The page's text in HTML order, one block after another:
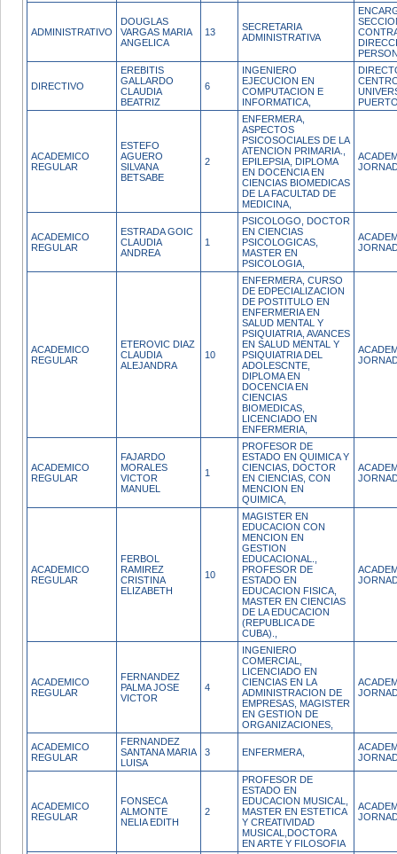
ADMINISTRATIVO
DOUGLAS
VARGAS MARIA
ANGELICA
13
SECRETARIA
ADMINISTRATIVA
DIRECTIVO
EREBITIS
GALLARDO
CLAUDIA
BEATRIZ
6
INGENIERO
EJECUCION EN
COMPUTACION E
INFORMATICA,
ACADEMICO
REGULAR
ESTEFO
AGUERO
SILVANA
BETSABE
2
ENFERMERA,
ASPECTOS
PSICOSOCIALES DE LA
ATENCION PRIMARIA.,
EPILEPSIA, DIPLOMA
EN DOCENCIA EN
CIENCIAS BIOMEDICAS
DE LA FACULTAD DE
MEDICINA,
ACADEMICO
REGULAR
ESTRADA GOIC
CLAUDIA
ANDREA
1
PSICOLOGO, DOCTOR
EN CIENCIAS
PSICOLOGICAS,
MASTER EN
PSICOLOGIA,
ACADEMICO
REGULAR
ETEROVIC DIAZ
CLAUDIA
ALEJANDRA
10
ENFERMERA, CURSO
DE EDPECIALIZACION
DE POSTITULO EN
ENFERMERIA EN
SALUD MENTAL Y
PSIQUIATRIA, AVANCES
EN SALUD MENTAL Y
PSIQUIATRIA DEL
ADOLESCNTE,
DIPLOMA EN
DOCENCIA EN
CIENCIAS
BIOMEDICAS,
LICENCIADO EN
ENFERMERIA,
ACADEMICO
REGULAR
FAJARDO
MORALES
VICTOR
MANUEL
1
PROFESOR DE
ESTADO EN QUIMICA Y
CIENCIAS, DOCTOR
EN CIENCIAS, CON
MENCION EN
QUIMICA,
ACADEMICO
REGULAR
FERBOL
RAMIREZ
CRISTINA
ELIZABETH
10
MAGISTER EN
EDUCACION CON
MENCION EN
GESTION
EDUCACIONAL.,
PROFESOR DE
ESTADO EN
EDUCACION FISICA,
MASTER EN CIENCIAS
DE LA EDUCACION
(REPUBLICA DE
CUBA).,
ACADEMICO
REGULAR
FERNANDEZ
PALMA JOSE
VICTOR
4
INGENIERO
COMERCIAL,
LICENCIADO EN
CIENCIAS EN LA
ADMINISTRACION DE
EMPRESAS, MAGISTER
EN GESTION DE
ORGANIZACIONES,
ACADEMICO
REGULAR
FERNANDEZ
SANTANA MARIA
LUISA
3 ENFERMERA,
ACADEMICO
REGULAR
FONSECA
ALMONTE
NELIA EDITH
2
PROFESOR DE
ESTADO EN
EDUCACION MUSICAL,
MASTER EN ESTETICA
Y CREATIVIDAD
MUSICAL,DOCTORA
EN ARTE Y FILOSOFIA